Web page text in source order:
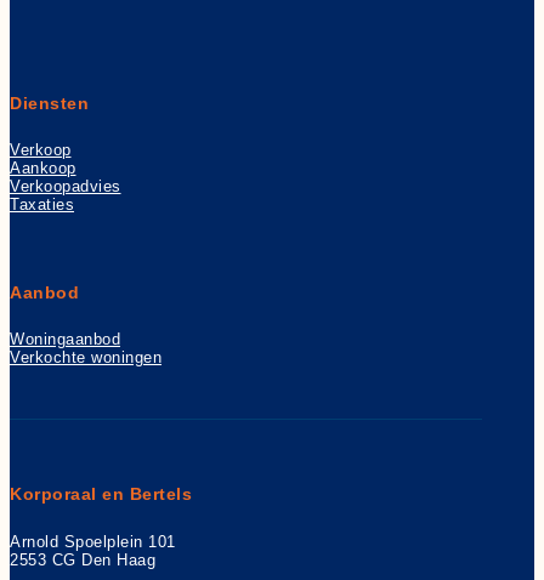
Diensten
Verkoop
Aankoop
Verkoopadvies
Taxaties
Aanbod
Woningaanbod
Verkochte woningen
Korporaal en Bertels
Arnold Spoelplein 101
2553 CG Den Haag